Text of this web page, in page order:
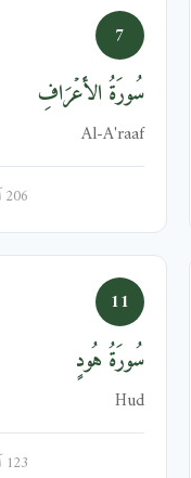
7
سُورَةُ الأَعۡرَافِ
Al-A'raaf
206 آية
11
سُورَةُ هُودٍ
Hud
123 آية